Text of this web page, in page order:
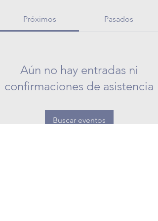
Próximos Pasados
Aún no hay entradas ni
confirmaciones de asistencia
Buscar eventos